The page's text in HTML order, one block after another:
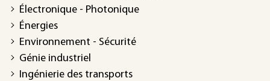
Électronique - Photonique
Énergies
Environnement - Sécurité
Génie industriel
Ingénierie des transports